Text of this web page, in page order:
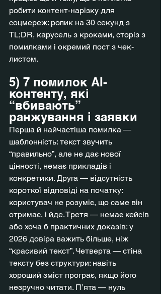
робити контент-нарізку для
соцмереж: ролик на 30 секунд з
TL;DR, карусель з кроками, сторіз з
помилками і окремий пост з чек-
листом.
5) 7 помилок AI-
контенту, які
“вбивають”
ранжування і заявки
Перша й найчастіша помилка —
шаблонність: текст звучить
“правильно”, але не дає нової
цінності, немає прикладів і
конкретики. Друга — відсутність
короткої відповіді на початку:
користувач не розуміє, що саме він
отримає, і йде. Третя — немає кейсів
або хоча б практичних доказів: у
2026 довіра важить більше, ніж
“красивий текст”. Четверта — стіна
тексту без структури: навіть
хороший зміст програє, якщо його
незручно читати. П’ята — нуль